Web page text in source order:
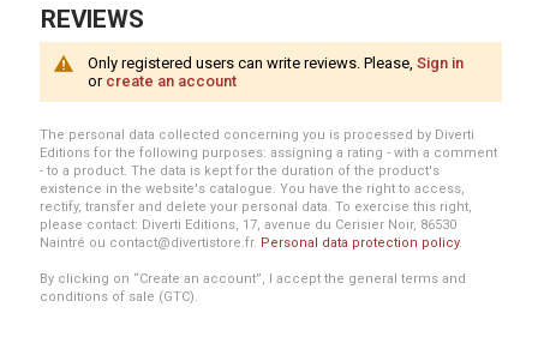
REVIEWS
Only registered users can write reviews. Please, Sign in
or create an account
The personal data collected concerning you is processed by Diverti
Editions for the following purposes: assigning a rating - with a comment
- to a product. The data is kept for the duration of the product's
existence in the website's catalogue. You have the right to access,
rectify, transfer and delete your personal data. To exercise this right,
please contact: Diverti Editions, 17, avenue du Cerisier Noir, 86530
Naintré ou contact@divertistore.fr. Personal data protection policy.
By clicking on “Create an account”, I accept the general terms and
conditions of sale (GTC).